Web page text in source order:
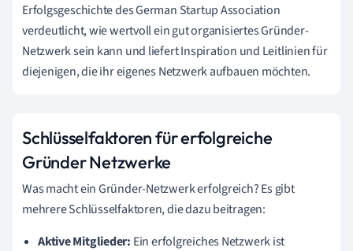
Erfolgsgeschichte des German Startup Association
verdeutlicht, wie wertvoll ein gut organisiertes Gründer-
Netzwerk sein kann und liefert Inspiration und Leitlinien für
diejenigen, die ihr eigenes Netzwerk aufbauen möchten.
Schlüsselfaktoren für erfolgreiche
Gründer Netzwerke
Was macht ein Gründer-Netzwerk erfolgreich? Es gibt
mehrere Schlüsselfaktoren, die dazu beitragen:
Aktive Mitglieder: Ein erfolgreiches Netzwerk ist